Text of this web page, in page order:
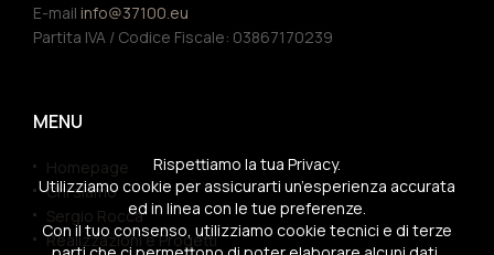
E-mail info@37100.eu
Partita IVA / Codice Fiscale: 03867170239
MENU
Homepage
Chi siamo
Sergio Rocca
Realizzazioni e Progetti
Rispettiamo la tua Privacy.
Utilizziamo cookie per assicurarti un’esperienza accurata
ed in linea con le tue preferenze.
Con il tuo consenso, utilizziamo cookie tecnici e di terze